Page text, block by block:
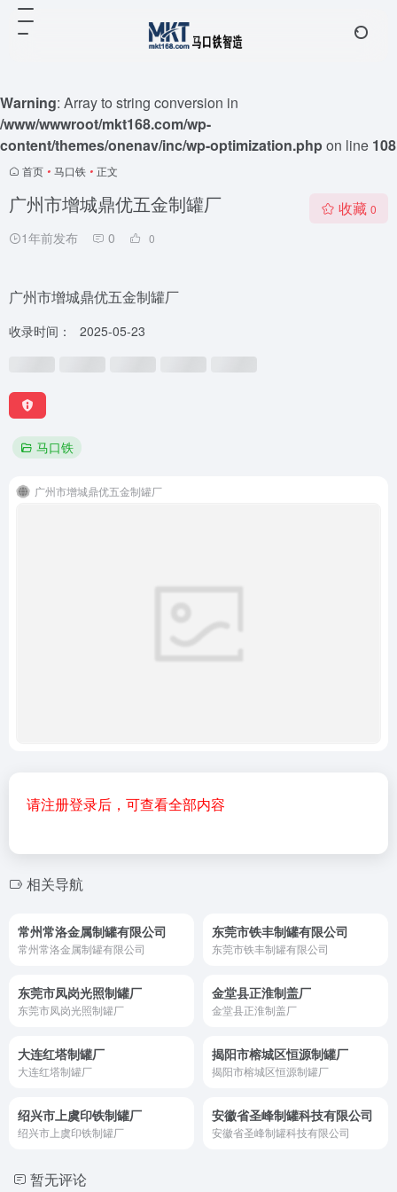
Warning: Array to string conversion in
/www/wwwroot/mkt168.com/wp-
content/themes/onenav/inc/wp-optimization.phpon line 108
首页 • 马口铁 • 正文
广州市增城鼎优五金制罐厂
1年前发布 0 0
收藏 0
广州市增城鼎优五金制罐厂
收录时间： 2025-05-23
马口铁
广州市增城鼎优五金制罐厂
请注册登录后，可查看全部内容
相关导航
常州常洛金属制罐有限公司
常州常洛金属制罐有限公司
东莞市铁丰制罐有限公司
东莞市铁丰制罐有限公司
东莞市凤岗光照制罐厂
东莞市凤岗光照制罐厂
金堂县正淮制盖厂
金堂县正淮制盖厂
大连红塔制罐厂
大连红塔制罐厂
揭阳市榕城区恒源制罐厂
揭阳市榕城区恒源制罐厂
绍兴市上虞印铁制罐厂
绍兴市上虞印铁制罐厂
安徽省圣峰制罐科技有限公司
安徽省圣峰制罐科技有限公司
暂无评论